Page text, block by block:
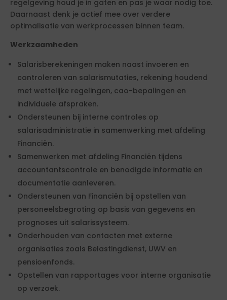
regelgeving houd je in gaten en pas je waar nodig toe.
Daarnaast denk je actief mee over verdere
optimalisatie van werkprocessen binnen team.
Werkzaamheden
Salarisberekeningen maken naast invoeren en
controleren van salarismutaties, rekening houdend
met wettelijke regelingen, cao-bepalingen en
individuele afspraken.
Ondersteunen bij interne controles op
salarisadministratie in samenwerking met afdeling
Financiën.
Samenwerken met afdeling Financiën tijdens
accountantscontrole en benodigde informatie en
documentatie aanleveren.
Ondersteunen van Financiën bij opstellen van
personeelsbegroting op basis van gegevens en
prognoses uit salarissysteem.
Onderhouden van contacten met externe
organisaties zoals Belastingdienst, UWV en
pensioenfonds.
Opstellen van rapportages voor interne organisatie
op verzoek.